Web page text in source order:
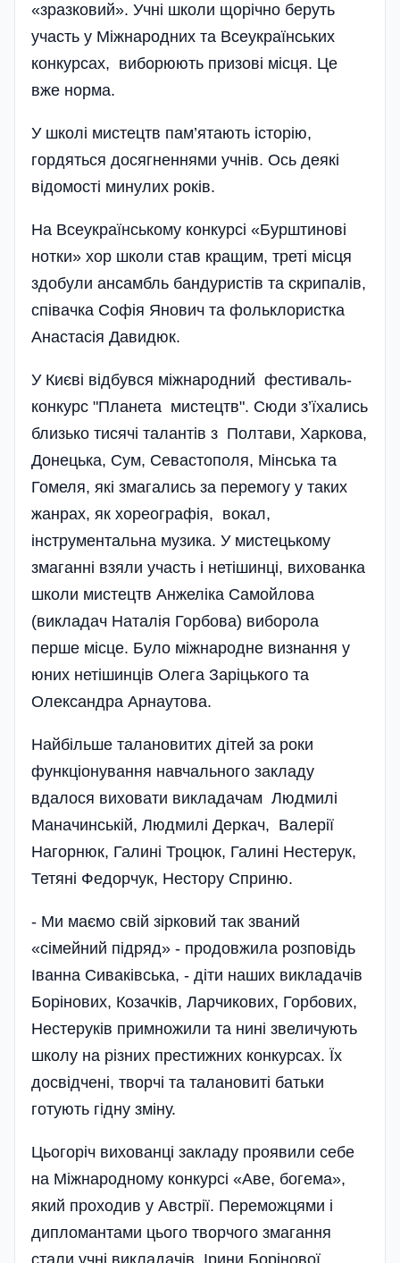
«зразковий». Учні школи щорічно беруть
участь у Міжнародних та Всеукраїнських
конкурсах, виборюють призові місця. Це
вже норма.
У школі мистецтв пам’ятають історію,
гордяться досягненнями учнів. Ось деякі
відомості минулих років.
На Всеукраїнському конкурсі «Бурштинові
нотки» хор школи став кращим, треті місця
здобули ансамбль бандуристів та скрипалів,
співачка Софія Янович та фольклористка
Анастасія Давидюк.
У Києві відбувся міжнародний фестиваль-
конкурс "Планета мистецтв". Сюди з’їхались
близько тисячі талантів з Полтави, Харкова,
Донецька, Сум, Севастополя, Мінська та
Гомеля, які змагались за перемогу у таких
жанрах, як хореографія, вокал,
інструментальна музика. У мистецькому
змаганні взяли участь і нетішинці, вихованка
школи мистецтв Анжеліка Самойлова
(викладач Наталія Горбова) виборола
перше місце. Було міжнародне визнання у
юних нетішинців Олега Заріцького та
Олександра Арнаутова.
Найбільше талановитих дітей за роки
функціонування навчального закладу
вдалося виховати викладачам Людмилі
Маначинській, Людмилі Деркач, Валерії
Нагорнюк, Галині Троцюк, Галині Нестерук,
Тетяні Федорчук, Нестору Сприню.
- Ми маємо свій зірковий так званий
«сімейний підряд» - продовжила розповідь
Іванна Сиваківська, - діти наших викладачів
Борінових, Козачків, Ларчикових, Горбових,
Нестеруків примножили та нині звеличують
школу на різних престижних конкурсах. Їх
досвідчені, творчі та талановиті батьки
готують гідну зміну.
Цьогоріч вихованці закладу проявили себе
на Міжнародному конкурсі «Аве, богема»,
який проходив у Австрії. Переможцями і
дипломантами цього творчого змагання